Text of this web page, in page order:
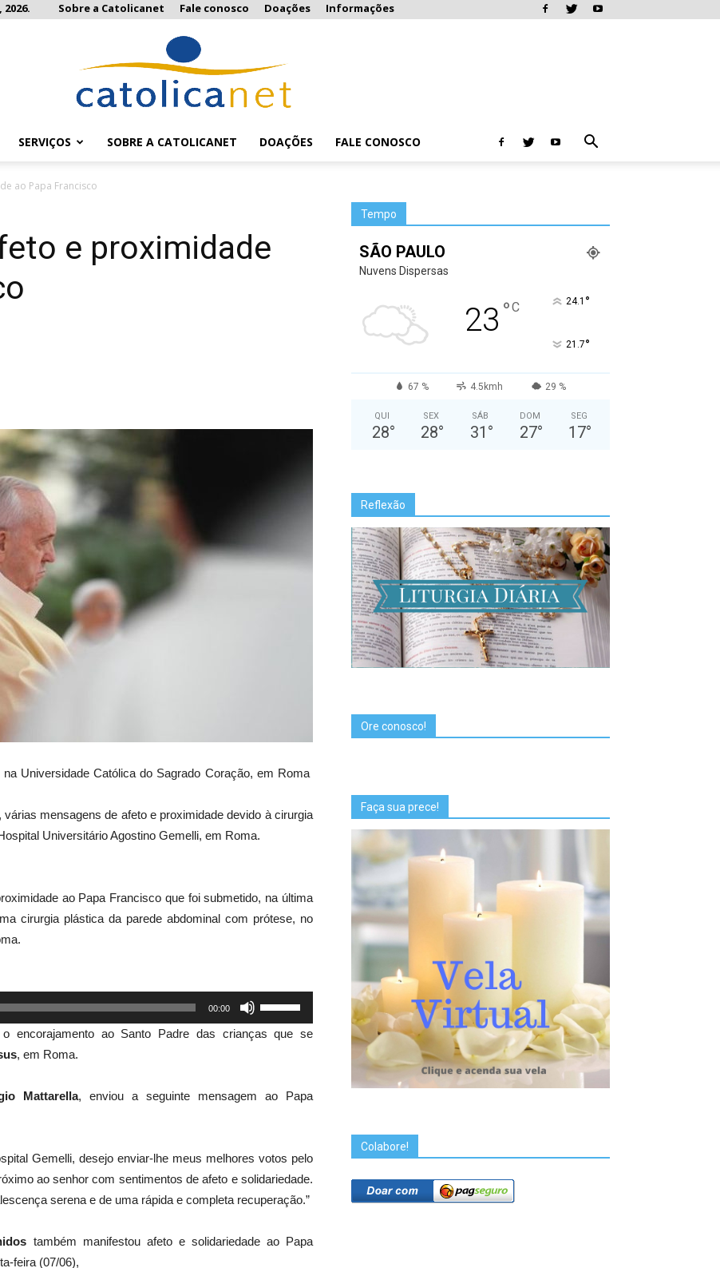
Sobre a Catolicanet Fale conosco Doações Informações
SERVIÇOS SOBRE A CATOLICANET DOAÇÕES FALE CONOSCO
ao Papa Francisco
e proximidade
Universidade Católica do Sagrado Coração, em Roma
mensagens de afeto e proximidade devido à cirurgia
Universitário Agostino Gemelli, em Roma.
ao Papa Francisco que foi submetido, na última
cirurgia plástica da parede abdominal com prótese, no
00:00
as
setas
ou
para
aumentar
ou
encorajamento ao Santo Padre das crianças que se
, em Roma.
Mattarella, enviou a seguinte mensagem ao Papa
Gemelli, desejo enviar-lhe meus melhores votos pelo
ao senhor com sentimentos de afeto e solidariedade.
serena e de uma rápida e completa recuperação.”
também manifestou afeto e solidariedade ao Papa
feira (07/06),
Tempo
SÃO PAULO
Nuvens Dispersas
23 °C 24.1 °
21.7°
67 % 4.5kmh 29 %
QUI
28°
SEX
28°
SÁB
31 °
DOM
27°
SEG
17°
Reflexão
Ore conosco!
Faça sua prece!
Colabore!